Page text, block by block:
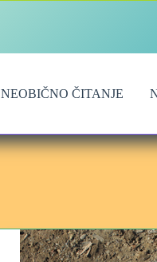
NEOBIČNO ČITANJE